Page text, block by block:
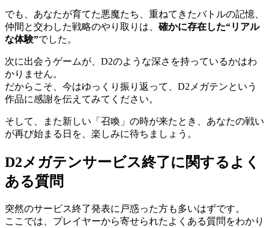
でも、あなたが育てた悪魔たち、重ねてきたバトルの記憶、
仲間と交わした戦略のやり取りは、 確かに存在した“リアル
な体験”でした。
次に出会うゲームが、D2のような深さを持っているかはわ
かりません。
だからこそ、今はゆっくり振り返って、D2メガテンという
作品に感謝を伝えてみてください。
そして、また新しい「召喚」の時が来たとき、あなたの戦い
が再び始まる日を、楽しみに待ちましょう。
D2メガテンサービス終了に関するよく
ある質問
突然のサービス終了発表に戸惑った方も多いはずです。
ここでは、プレイヤーから寄せられたよくある質問をわかり